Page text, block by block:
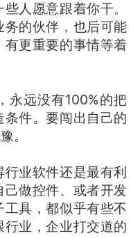
人愿意跟着你干。
的伙伴，也后可能
更重要的事情等着
远没有100%的把
件。要闯出自己的
。
业软件还是最有利
做控件、或者开发
具，都似乎有些不
业，企业打交道的